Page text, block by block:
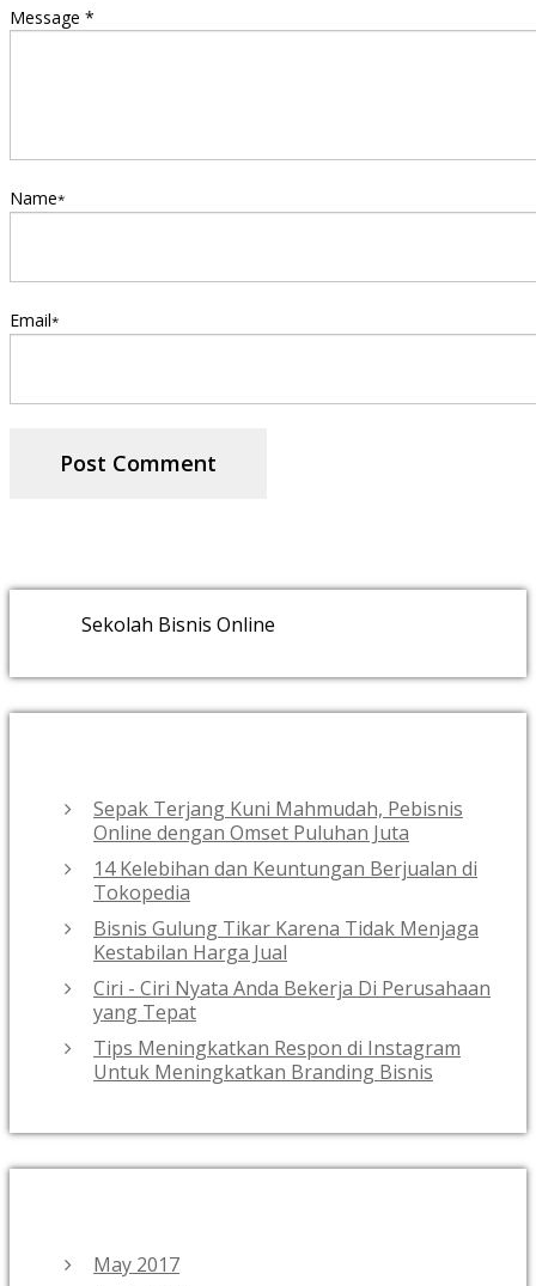
Message *
Name*
Email*
Sekolah Bisnis Online
Sepak Terjang Kuni Mahmudah, Pebisnis
Online dengan Omset Puluhan Juta
14 Kelebihan dan Keuntungan Berjualan di
Tokopedia
Bisnis Gulung Tikar Karena Tidak Menjaga
Kestabilan Harga Jual
Ciri - Ciri Nyata Anda Bekerja Di Perusahaan
yang Tepat
Tips Meningkatkan Respon di Instagram
Untuk Meningkatkan Branding Bisnis
May 2017